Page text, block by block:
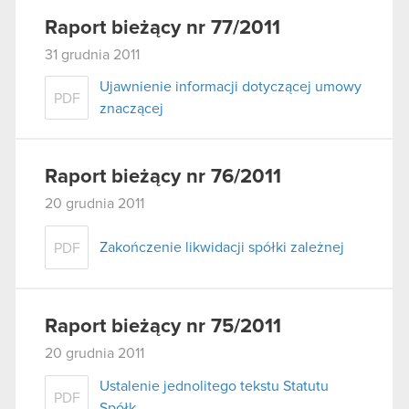
Raport bieżący nr 77/2011
31 grudnia 2011
PDF
Ujawnienie informacji dotyczącej umowy
znaczącej
Raport bieżący nr 76/2011
20 grudnia 2011
PDF Zakończenie likwidacji spółki zależnej
Raport bieżący nr 75/2011
20 grudnia 2011
PDF
Ustalenie jednolitego tekstu Statutu